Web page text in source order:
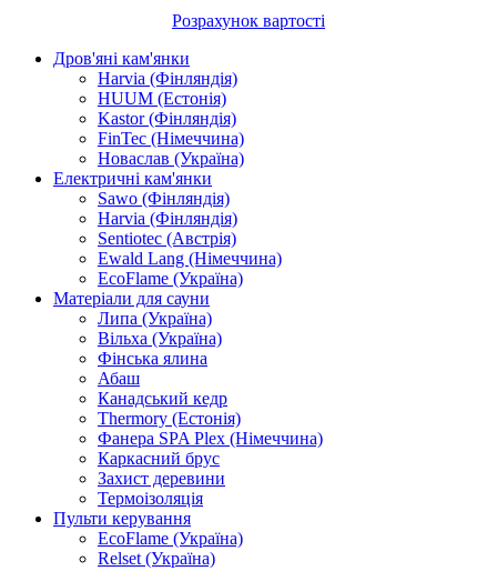
Розрахунок вартості
Дров'яні кам'янки
Harvia (Фінляндія)
HUUM (Естонія)
Kastor (Фінляндія)
FinTec (Німеччина)
Новаслав (Україна)
Електричні кам'янки
Sawo (Фінляндія)
Harvia (Фінляндія)
Sentiotec (Австрія)
Ewald Lang (Німеччина)
EcoFlame (Україна)
Матеріали для сауни
Липа (Україна)
Вільха (Україна)
Фінська ялина
Абаш
Канадський кедр
Thermory (Естонія)
Фанера SPA Plex (Німеччина)
Каркасний брус
Захист деревини
Термоізоляція
Пульти керування
EcoFlame (Україна)
Relset (Україна)